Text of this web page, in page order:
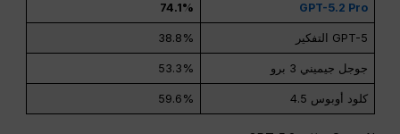
GPT-5.2 Pro
74.1%
GPT-5 التفكير 38.8%
جوجل جيميني 3 برو 53.3%
كلود أوبوس 4.5 59.6%